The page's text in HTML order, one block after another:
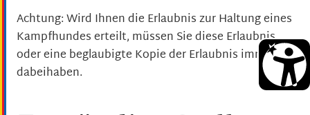
Achtung: Wird Ihnen die Erlaubnis zur Haltung eines
Kampfhundes erteilt, müssen Sie diese Erlaubnis
oder eine beglaubigte Kopie der Erlaubnis immer
dabeihaben.